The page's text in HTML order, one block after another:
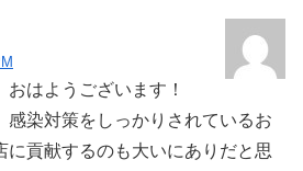
はようございます！
感染対策をしっかりされているお
に貢献するのも大いにありだと思